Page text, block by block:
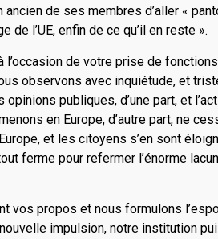
de ses membres d’aller «
de l’UE, enfin de ce qu’il en reste ».
l’occasion de votre prise de
observons avec inquiétude, et
opinions publiques, d’une part, et
en Europe, d’autre part, ne
et les citoyens s’en sont
ferme pour refermer l’énorme
vos propos et nous formulons
impulsion, notre institution